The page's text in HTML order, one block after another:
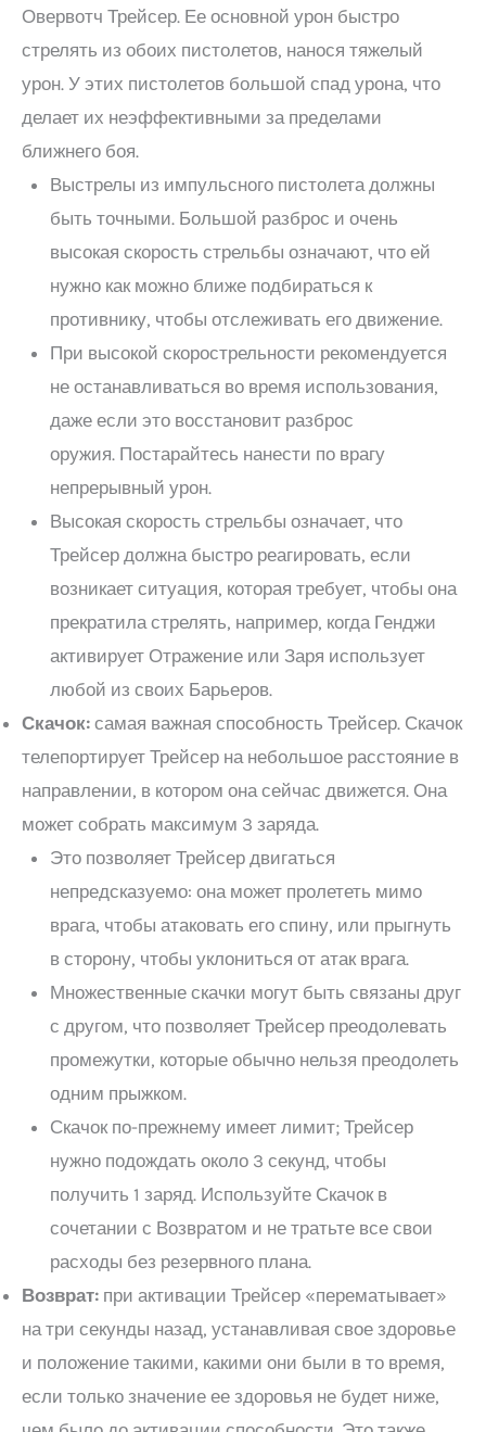
Овервотч Трейсер. Ее основной урон быстро
стрелять из обоих пистолетов, нанося тяжелый
урон. У этих пистолетов большой спад урона, что
делает их неэффективными за пределами
ближнего боя.
Выстрелы из импульсного пистолета должны
быть точными. Большой разброс и очень
высокая скорость стрельбы означают, что ей
нужно как можно ближе подбираться к
противнику, чтобы отслеживать его движение.
При высокой скорострельности рекомендуется
не останавливаться во время использования,
даже если это восстановит разброс
оружия. Постарайтесь нанести по врагу
непрерывный урон.
Высокая скорость стрельбы означает, что
Трейсер должна быстро реагировать, если
возникает ситуация, которая требует, чтобы она
прекратила стрелять, например, когда Генджи
активирует Отражение или Заря использует
любой из своих Барьеров.
Скачок: самая важная способность Трейсер. Скачок
телепортирует Трейсер на небольшое расстояние в
направлении, в котором она сейчас движется. Она
может собрать максимум 3 заряда.
Это позволяет Трейсер двигаться
непредсказуемо: она может пролететь мимо
врага, чтобы атаковать его спину, или прыгнуть
в сторону, чтобы уклониться от атак врага.
Множественные скачки могут быть связаны друг
с другом, что позволяет Трейсер преодолевать
промежутки, которые обычно нельзя преодолеть
одним прыжком.
Скачок по-прежнему имеет лимит; Трейсер
нужно подождать около 3 секунд, чтобы
получить 1 заряд. Используйте Скачок в
сочетании с Возвратом и не тратьте все свои
расходы без резервного плана.
Возврат: при активации Трейсер «перематывает»
на три секунды назад, устанавливая свое здоровье
и положение такими, какими они были в то время,
если только значение ее здоровья не будет ниже,